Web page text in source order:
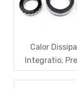
Calor
Integratio,